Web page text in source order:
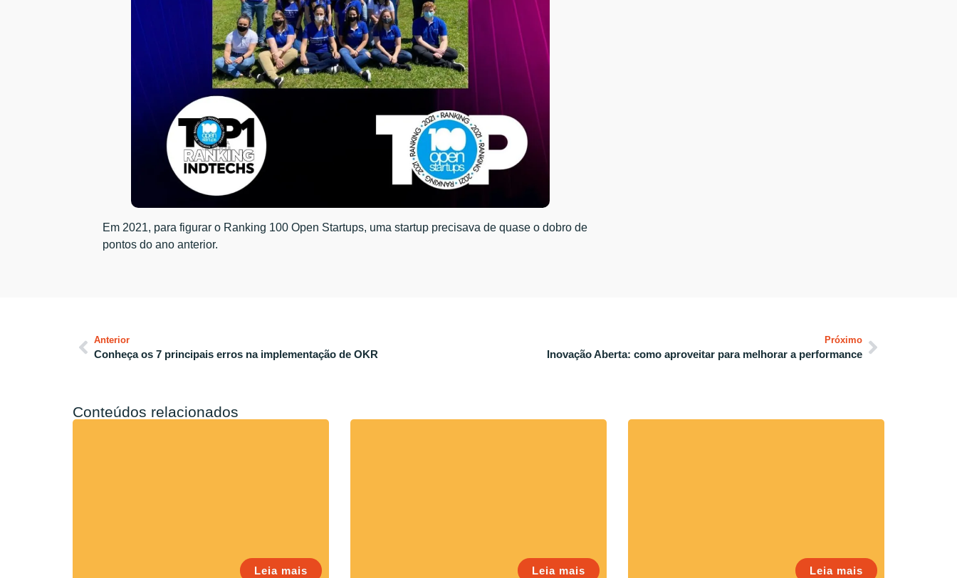
Em 2021, para figurar o Ranking 100 Open Startups, uma startup precisava de quase o dobro de
pontos do ano anterior.
Anterior
Conheça os 7 principais erros na implementação de OKR
Próximo
Inovação Aberta: como aproveitar para melhorar a performance
Conteúdos relacionados
Leia mais Leia mais Leia mais